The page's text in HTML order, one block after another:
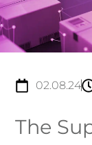
02.08.24
The